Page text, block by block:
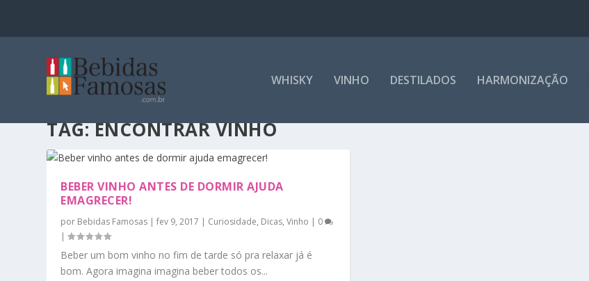
WHISKY VINHO DESTILADOS HARMONIZAÇÃO
TAG:ENCONTRAR VINHO
BEBER VINHO ANTES DE DORMIR AJUDA
EMAGRECER!
por Bebidas Famosas |fev 9, 2017 | Curiosidade, Dicas,Vinho | 0
|
Beber um bom vinho no fim de tarde só pra relaxar já é
bom. Agora imagina imagina beber todos os...